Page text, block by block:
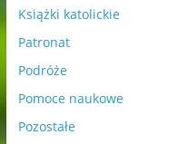
Książki katolickie
Patronat
Podróże
Pomoce naukowe
Pozostałe